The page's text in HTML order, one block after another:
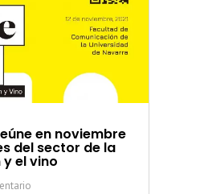
en noviembre
del sector de la
el vino